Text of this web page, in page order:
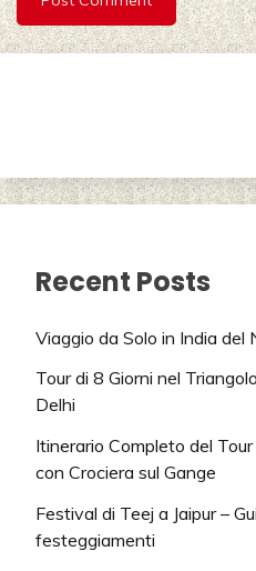
Recent Posts
Viaggio da Solo in India del
Tour di 8 Giorni nel
Delhi
Itinerario Completo del
con Crociera sul Gange
Festival di Teej a Jaipur –
festeggiamenti